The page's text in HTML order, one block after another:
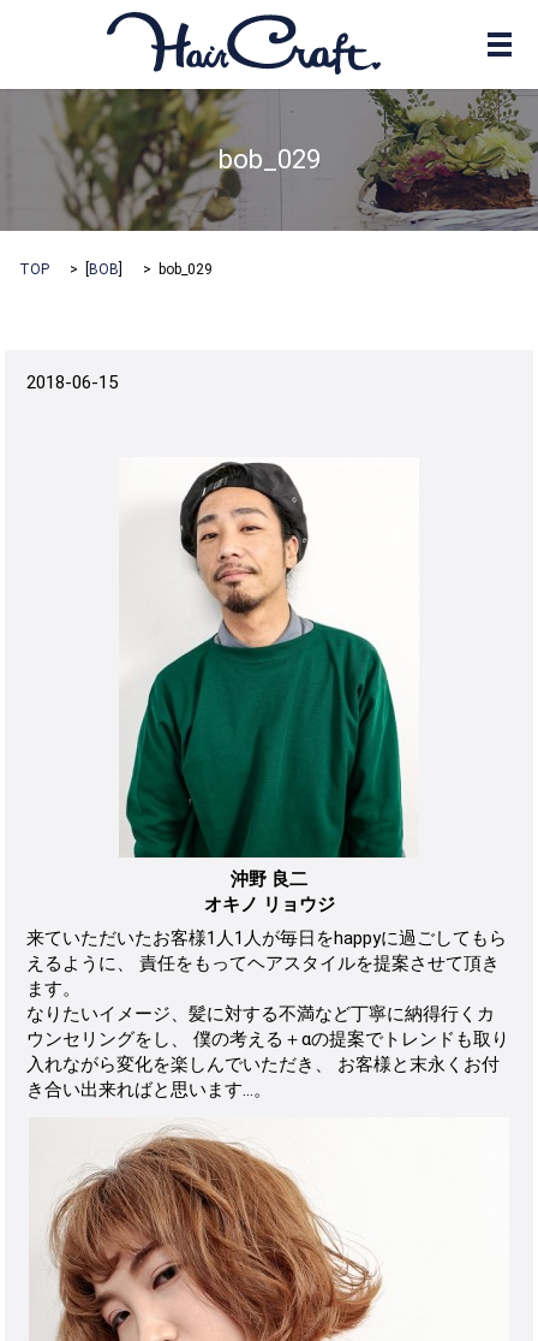
メ
bob_029
TOP BOB bob_029
2018-06-15
沖野 良二
オキノ リョウジ
来ていただいたお客様1人1人が毎日をhappyに過ごしてもら
えるように、 責任をもってヘアスタイルを提案させて頂き
ます。
なりたいイメージ、髪に対する不満など丁寧に納得行くカ
ウンセリングをし、 僕の考える＋αの提案でトレンドも取り
入れながら変化を楽しんでいただき、 お客様と末永くお付
き合い出来ればと思います…。